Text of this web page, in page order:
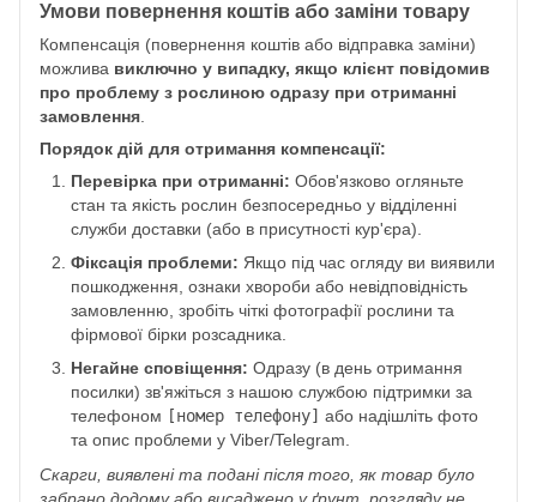
Умови повернення коштів або заміни товару
Компенсація (повернення коштів або відправка заміни)
можлива виключно у випадку, якщо клієнт повідомив
про проблему з рослиною одразу при отриманні
замовлення
Порядок дій для отримання компенсації:
Перевірка при отриманні: Обов'язково огляньте
стан та якість рослин безпосередньо у відділенні
служби доставки (або в присутності кур'єра).
Фіксація проблеми: Якщо під час огляду ви виявили
пошкодження, ознаки хвороби або невідповідність
замовленню, зробіть чіткі фотографії рослини та
фірмової бірки розсадника.
Негайне сповіщення: Одразу (в день отримання
посилки) зв'яжіться з нашою службою підтримки за
телефоном [номер телефону] або надішліть фото
та опис проблеми у Viber/Telegram.
Скарги, виявлені та подані після того, як товар було
забрано додому або висаджено у ґрунт, розгляду не